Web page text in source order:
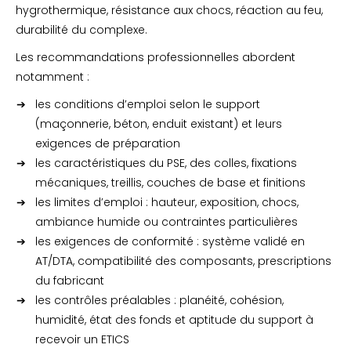
hygrothermique, résistance aux chocs, réaction au feu,
durabilité du complexe.
Les recommandations professionnelles abordent
notamment :
les conditions d’emploi selon le support
(maçonnerie, béton, enduit existant) et leurs
exigences de préparation
les caractéristiques du PSE, des colles, fixations
mécaniques, treillis, couches de base et finitions
les limites d’emploi : hauteur, exposition, chocs,
ambiance humide ou contraintes particulières
les exigences de conformité : système validé en
AT/DTA, compatibilité des composants, prescriptions
du fabricant
les contrôles préalables : planéité, cohésion,
humidité, état des fonds et aptitude du support à
recevoir un ETICS